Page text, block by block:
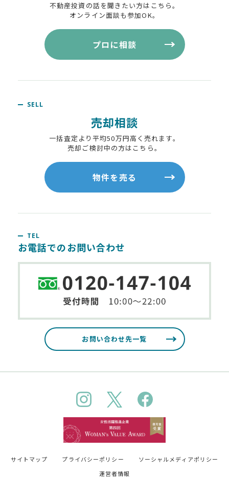
不動産投資の話を聞きたい方はこちら。
オンライン面談も参加OK。
プロに相談
SELL
売却相談
一括査定より平均50万円高く売れます。
売却ご検討中の方はこちら。
物件を売る
TEL
お電話でのお問い合わせ
お問い合わせ先一覧
サイトマップ プライバシーポリシー
ソーシャルメディアポリシー
運営者情報